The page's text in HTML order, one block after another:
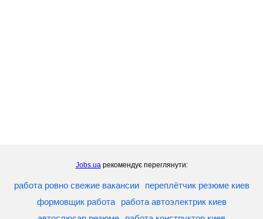
Jobs.uaрекомендує переглянути:
работа ровно свежие вакансии
переплётчик резюме киев
формовщик работа
работа автоэлектрик киев